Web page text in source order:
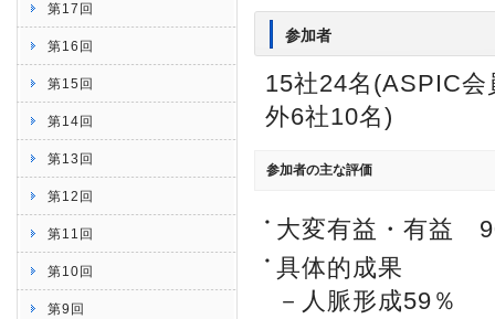
第17回
第16回
第15回
第14回
第13回
第12回
第11回
第10回
第9回
参加者
15社24名(ASPIC会
外6社10名)
参加者の主な評価
大変有益・有益
具体的成果
－人脈形成59％